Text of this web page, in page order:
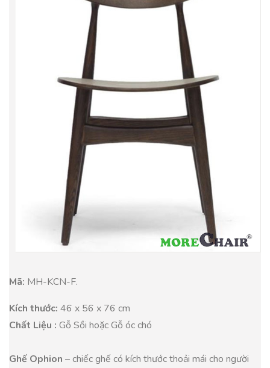
Mã: MH-KCN-F.
Kích thước: 46 x 56 x 76 cm
Chất Liệu : Gỗ Sồi hoặc Gỗ óc chó
Ghế Ophion – chiếc ghế có kích thước thoải mái cho người